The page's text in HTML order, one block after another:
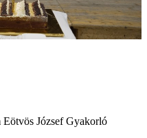
József Gyakorló